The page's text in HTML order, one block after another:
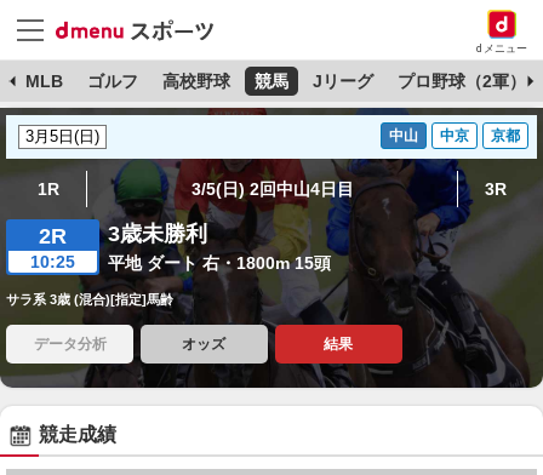
dメニュー
MLB ゴルフ 高校野球 競馬 Jリーグ プロ野球（2軍）
中山 中京 京都
1R 3/5(日) 2回中山4日目 3R
2R
10:25
3歳未勝利
平地 ダート 右・1800m 15頭
サラ系 3歳 (混合)[指定]馬齢
データ分析 オッズ 結果
競走成績